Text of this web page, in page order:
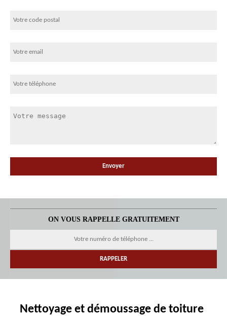
ON VOUS RAPPELLE GRATUITEMENT
Nettoyage et démoussage de toiture